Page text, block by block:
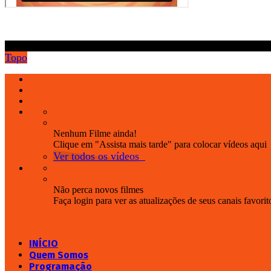
Topo
Nenhum Filme ainda!
Clique em "Assista mais tarde" para colocar vídeos aqui
Ver todos os vídeos
Não perca novos filmes
Faça login para ver as atualizações de seus canais
INÍCIO
Quem Somos
Programação